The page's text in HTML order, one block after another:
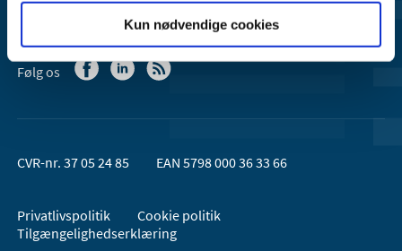
Kun nødvendige cookies
Følg os
CVR-nr. 37 05 24 85 EAN 5798 000 36 33 66
Privatlivspolitik
Cookie politik
Tilgængelighedserklæring